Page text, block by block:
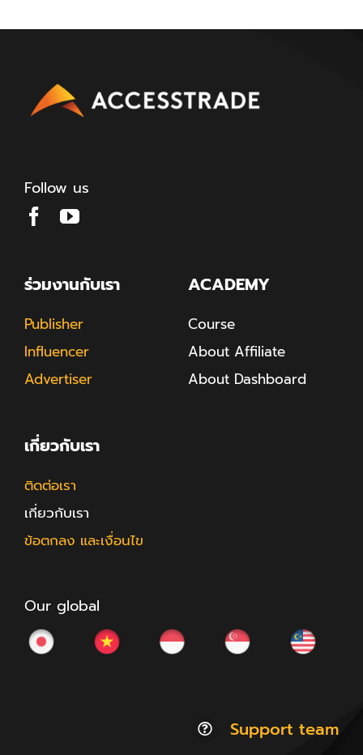
Follow us
ร่วมงานกับเรา
Publisher
Influencer
Advertiser
ACADEMY
Course
About Affiliate
About Dashboard
เกี่ยวกับเรา
ติดต่อเรา
เกี่ยวกับเรา
ข้อตกลง และเงื่อนไข
Our global
Support team